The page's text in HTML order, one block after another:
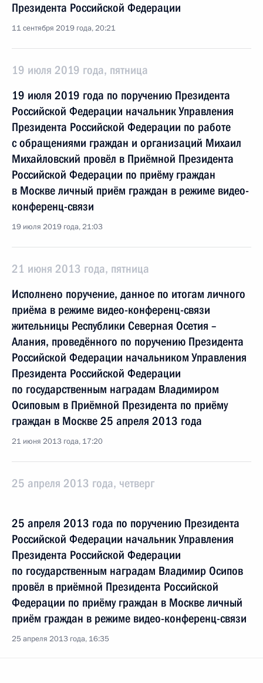
Президента Российской Федерации
11 сентября 2019 года, 20:21
19 июля 2019 года, пятница
19 июля 2019 года по поручению Президента
Российской Федерации начальник Управления
Президента Российской Федерации по работе
с обращениями граждан и организаций Михаил
Михайловский провёл в Приёмной Президента
Российской Федерации по приёму граждан
в Москве личный приём граждан в режиме видео-
конференц-связи
19 июля 2019 года, 21:03
21 июня 2013 года, пятница
Исполнено поручение, данное по итогам личного
приёма в режиме видео-конференц-связи
жительницы Республики Северная Осетия –
Алания, проведённого по поручению Президента
Российской Федерации начальником Управления
Президента Российской Федерации
по государственным наградам Владимиром
Осиповым в Приёмной Президента по приёму
граждан в Москве 25 апреля 2013 года
21 июня 2013 года, 17:20
25 апреля 2013 года, четверг
25 апреля 2013 года по поручению Президента
Российской Федерации начальник Управления
Президента Российской Федерации
по государственным наградам Владимир Осипов
провёл в приёмной Президента Российской
Федерации по приёму граждан в Москве личный
приём граждан в режиме видео-конференц-связи
25 апреля 2013 года, 16:35